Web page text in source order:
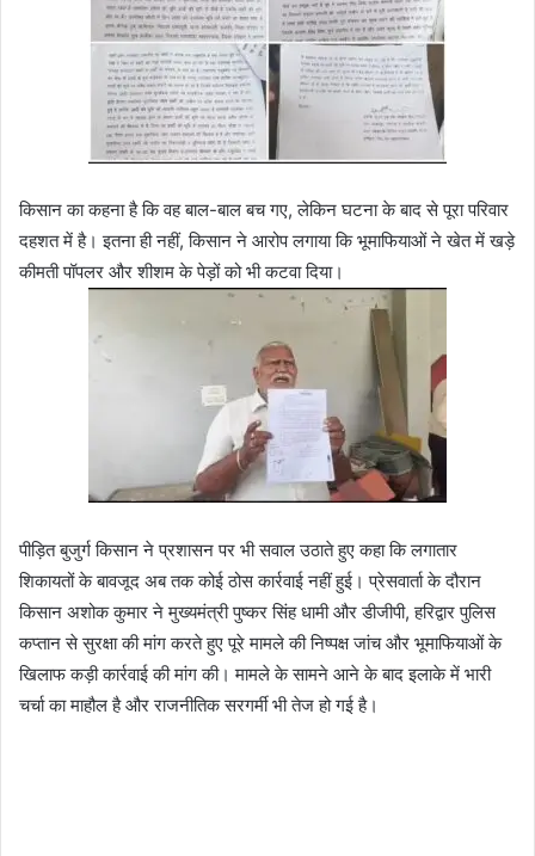
किसान का कहना है कि वह बाल-बाल बच गए, लेकिन घटना के बाद से पूरा परिवार
दहशत में है। इतना ही नहीं, किसान ने आरोप लगाया कि भूमाफियाओं ने खेत में खड़े
कीमती पॉपलर और शीशम के पेड़ों को भी कटवा दिया।
पीड़ित बुजुर्ग किसान ने प्रशासन पर भी सवाल उठाते हुए कहा कि लगातार
शिकायतों के बावजूद अब तक कोई ठोस कार्रवाई नहीं हुई। प्रेसवार्ता के दौरान
किसान अशोक कुमार ने मुख्यमंत्री पुष्कर सिंह धामी और डीजीपी, हरिद्वार पुलिस
कप्तान से सुरक्षा की मांग करते हुए पूरे मामले की निष्पक्ष जांच और भूमाफियाओं के
खिलाफ कड़ी कार्रवाई की मांग की। मामले के सामने आने के बाद इलाके में भारी
चर्चा का माहौल है और राजनीतिक सरगर्मी भी तेज हो गई है।